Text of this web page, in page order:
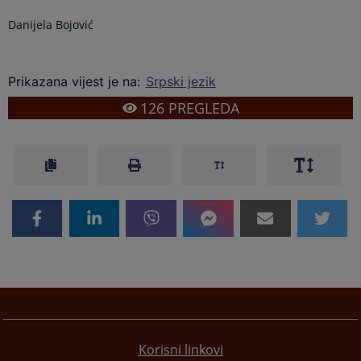
Danijela Bojović
Prikazana vijest je na: Srpski jezik
126PREGLEDA
Korisni linkovi